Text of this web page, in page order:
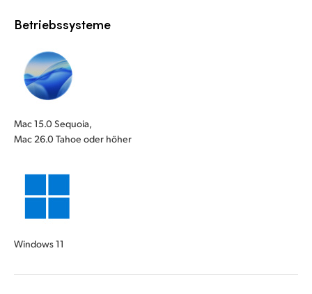
Betriebssysteme
Mac 15.0 Sequoia,
Mac 26.0 Tahoe oder höher
Windows 11